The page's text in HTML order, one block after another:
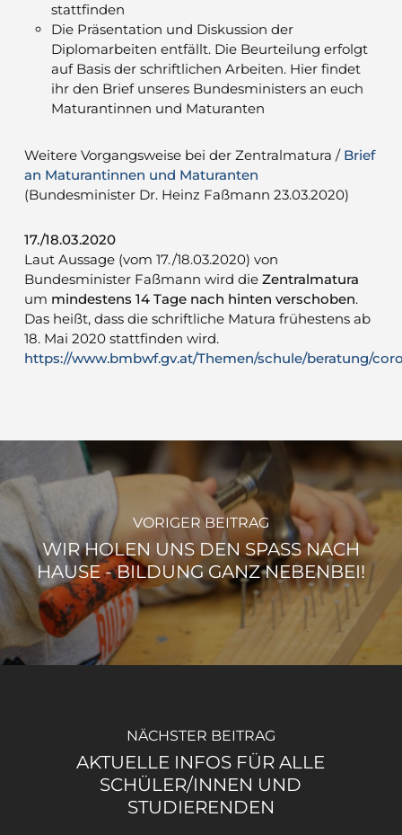
stattfinden
Die Präsentation und Diskussion der
Diplomarbeiten entfällt. Die Beurteilung erfolgt
auf Basis der schriftlichen Arbeiten. Hier findet
ihr den Brief unseres Bundesministers an euch
Maturantinnen und Maturanten
Weitere Vorgangsweise bei der Zentralmatura / Brief
an Maturantinnen und Maturanten
(Bundesminister Dr. Heinz Faßmann 23.03.2020)
17./18.03.2020
Laut Aussage (vom 17./18.03.2020) von
Bundesminister Faßmann wird die Zentralmatura
um mindestens 14 Tage nach hinten verschoben.
Das heißt, dass die schriftliche Matura frühestens ab
18. Mai 2020 stattfinden wird.
https://www.bmbwf.gv.at/Themen/schule/beratung/
VORIGER BEITRAG
WIR HOLEN UNS DEN SPASS NACH H
AUSE - BILDUNG GANZ NEBENBEI!
NÄCHSTER BEITRAG
AKTUELLE INFOS FÜR ALLE
SCHÜLER/INNEN UND
STUDIERENDEN